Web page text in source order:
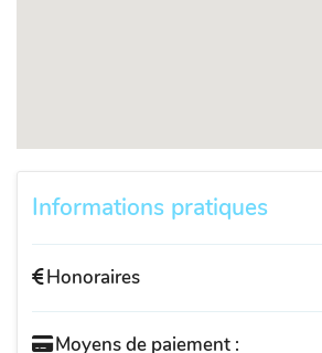
Informations pratiques
Honoraires
Moyens de paiement :